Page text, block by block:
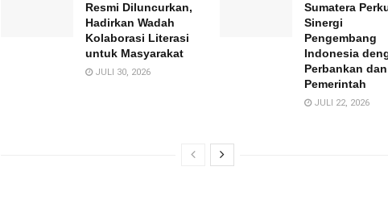
Resmi Diluncurkan,
Hadirkan Wadah
Kolaborasi Literasi
untuk Masyarakat
JULI 30, 2026
Sumatera
Sinergi
Pengembang
Indonesia
Perbankan dan
Pemerintah
JULI 22, 2026